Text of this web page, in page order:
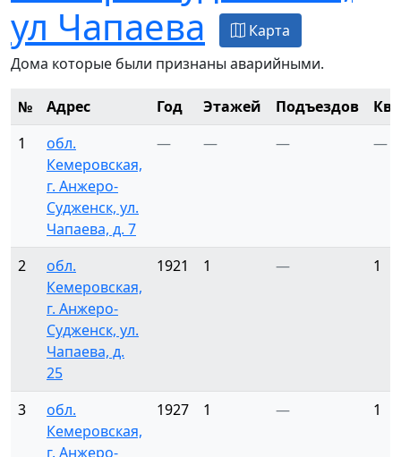
ул Чапаева
Карта
Дома которые были признаны аварийными.
№ Адрес Год Этажей Подъездов
1
обл.
Кемеровская,
г. Анжеро-
Судженск, ул.
Чапаева, д. 7
— — — —
2
обл.
Кемеровская,
г. Анжеро-
Судженск, ул.
Чапаева, д.
25
1921 1 — 1
3
обл.
Кемеровская,
г. Анжеро-
1927 1 — 1